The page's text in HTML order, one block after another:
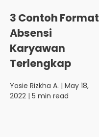
3 Contoh Format
Absensi
Karyawan
Terlengkap
Yosie Rizkha A. | May 18,
2022 | 5 min read